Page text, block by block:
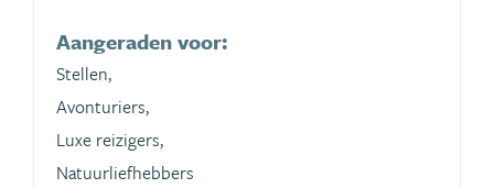
Aangeraden voor:
Stellen,
Avonturiers,
Luxe reizigers,
Natuurliefhebbers